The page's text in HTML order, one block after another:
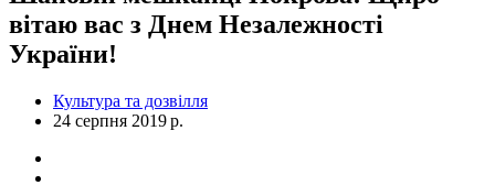
вітаю вас з Днем Незалежності
України!
Культура та дозвілля
24 серпня 2019 р.